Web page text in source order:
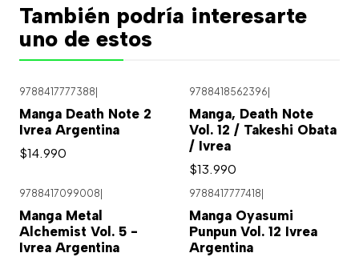
También podría interesarte
uno de estos
9788417777388|
Manga Death Note 2
Ivrea Argentina
$14.990
9788418562396|
Manga, Death Note
Vol. 12 / Takeshi Obata
/ Ivrea
$13.990
9788417099008
Manga Metal
Alchemist Vol. 5 -
Ivrea Argentina
9788417777418
Manga Oyasumi
Punpun Vol. 12 Ivrea
Argentina